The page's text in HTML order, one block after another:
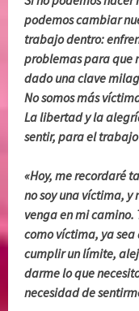
podemos cambiar
trabajo dentro:
problemas para que
dado una clave
No somos más
La libertad y la
sentir, para el
«Hoy, me recordaré
no soy una víctima, y
venga en mi
como víctima, ya
cumplir un límite,
darme lo que
necesidad de